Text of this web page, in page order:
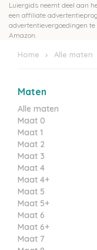
Luiergids neemt deel aan
een affiliate
advertentievergoedingen
Amazon.
Home Alle maten
Maten
Alle maten
Maat 0
Maat 1
Maat 2
Maat 3
Maat 4
Maat 4+
Maat 5
Maat 5+
Maat 6
Maat 6+
Maat 7